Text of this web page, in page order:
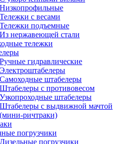
Низкопрофильные
Тележки с весами
Тележки подъемные
Из нержавеющей стали
тележки
Ручные гидравлические
Электроштабелеры
Самоходные штабелеры
Штабелеры с противовесом
Узкопроходные штабелеры
Штабелеры с выдвижной мачтой
(мини-ричтраки)
погрузчики
Дизельные погрузчики